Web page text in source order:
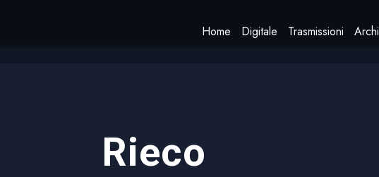
Home Digitale Trasmissioni
Rieco